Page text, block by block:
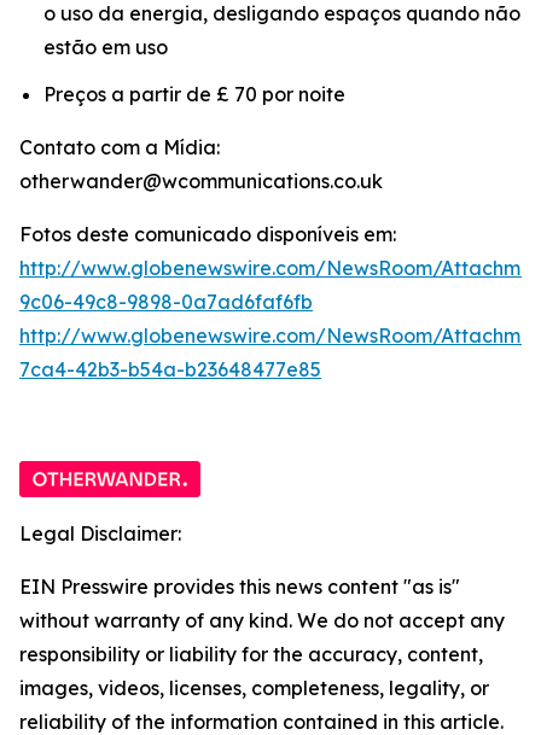
o uso da energia, desligando espaços quando não
estão em uso
Preços a partir de £ 70 por noite
Contato com a Mídia:
otherwander@wcommunications.co.uk
Fotos deste comunicado disponíveis em:
http://www.globenewswire.com/NewsRoom/
9c06-49c8-9898-0a7ad6faf6fb
http://www.globenewswire.com/NewsRoom/
7ca4-42b3-b54a-b23648477e85
Legal Disclaimer:
EIN Presswire provides this news content "as is"
without warranty of any kind. We do not accept any
responsibility or liability for the accuracy, content,
images, videos, licenses, completeness, legality, or
reliability of the information contained in this article.